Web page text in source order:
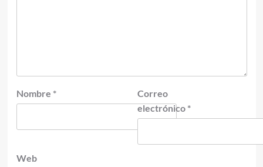
Nombre *
Correo
electrónico *
Web